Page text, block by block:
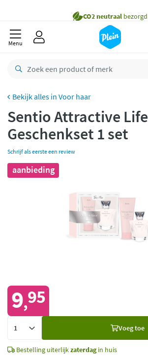
Bestelling uiterlijkzaterdag
Gratisretourneren
Betaal met Klarna
Menu
Voor haar
Sentio Attractive Life
Geschenkset 1 set
Schrijf als eerste een review
aanbieding
9,95
Voeg toe
Bestelling uiterlijkzaterdagin huis